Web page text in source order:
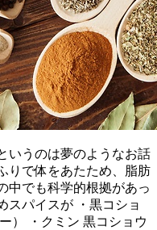
いうのは夢のようなお話
りで体をあたため、脂肪
中でも科学的根拠があっ
スパイスが ・黒コショ
） ・クミン 黒コショウ